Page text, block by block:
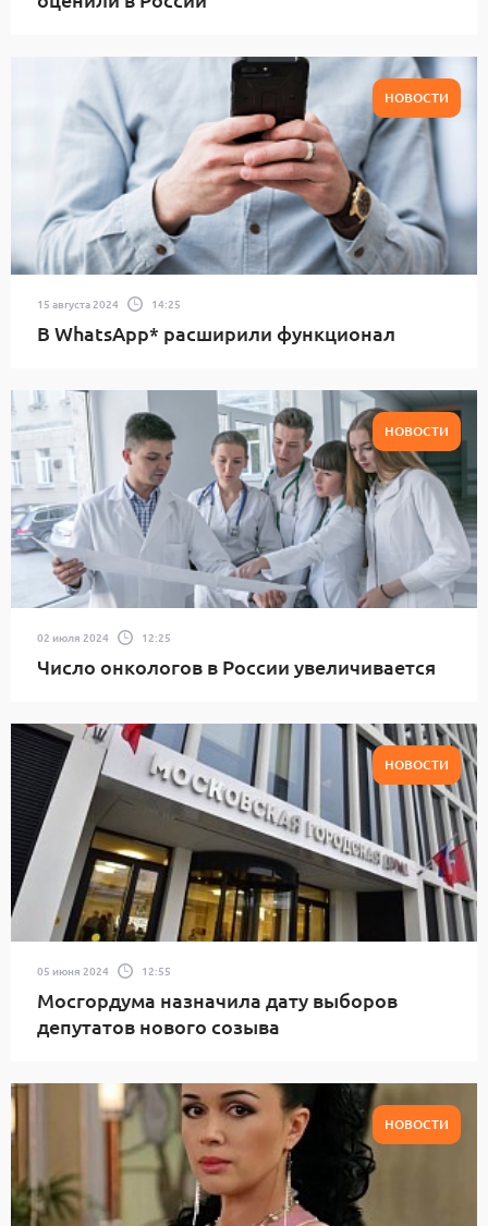
НОВОСТИ
15 августа 2024 14:25
В WhatsApp* расширили функционал
НОВОСТИ
02 июля 2024 12:25
Число онкологов в России увеличивается
НОВОСТИ
05 июня 2024 12:55
Мосгордума назначила дату выборов
депутатов нового созыва
НОВОСТИ